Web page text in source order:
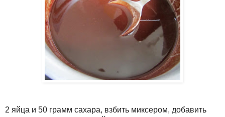
2 яйца и 50 грамм сахара, взбить миксером, добавить